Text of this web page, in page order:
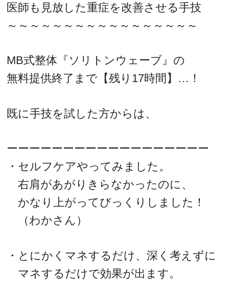
医師も見放した重症を改善させる手技
～～～～～～～～～～～～～～～～～
MB式整体『ソリトンウェーブ』の
無料提供終了まで【残り17時間】…！
既に手技を試した方からは、
ーーーーーーーーーーーーーーーーーー
・セルフケアやってみました。
右肩があがりきらなかったのに、
かなり上がってびっくりしました！
（わかさん）
・とにかくマネするだけ、深く考えずに
マネするだけで効果が出ます。